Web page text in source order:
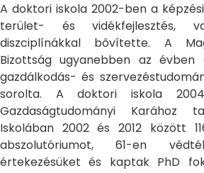
A doktori iskola 2002-ben a
terület- és vidékfejlesztés,
diszciplínákkal bővítette. A
Bizottság ugyanebben az
gazdálkodás- és
sorolta. A doktori iskola
Gazdaságtudományi Karához
Iskolában 2002 és 2012 között
abszolutóriumot, 61-en
értekezésüket és kaptak PhD